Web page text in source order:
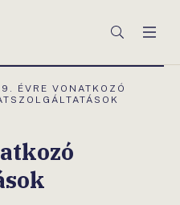
Keresés
ÉVRE VONATKOZÓ